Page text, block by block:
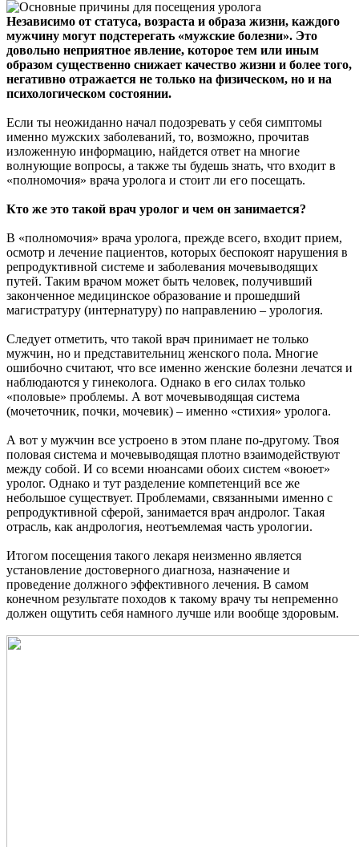
Независимо от статуса, возраста и образа жизни, каждого
мужчину могут подстерегать «мужские болезни». Это
довольно неприятное явление, которое тем или иным
образом существенно снижает качество жизни и более того,
негативно отражается не только на физическом, но и на
психологическом состоянии.
Если ты неожиданно начал подозревать у себя симптомы
именно мужских заболеваний, то, возможно, прочитав
изложенную информацию, найдется ответ на многие
волнующие вопросы, а также ты будешь знать, что входит в
«полномочия» врача уролога и стоит ли его посещать.
Кто же это такой врач уролог и чем он занимается?
В «полномочия» врача уролога, прежде всего, входит прием,
осмотр и лечение пациентов, которых беспокоят нарушения в
репродуктивной системе и заболевания мочевыводящих
путей. Таким врачом может быть человек, получивший
законченное медицинское образование и прошедший
магистратуру (интернатуру) по направлению – урология.
Следует отметить, что такой врач принимает не только
мужчин, но и представительниц женского пола. Многие
ошибочно считают, что все именно женские болезни лечатся и
наблюдаются у гинеколога. Однако в его силах только
«половые» проблемы. А вот мочевыводящая система
(мочеточник, почки, мочевик) – именно «стихия» уролога.
А вот у мужчин все устроено в этом плане по-другому. Твоя
половая система и мочевыводящая плотно взаимодействуют
между собой. И со всеми нюансами обоих систем «воюет»
уролог. Однако и тут разделение компетенций все же
небольшое существует. Проблемами, связанными именно с
репродуктивной сферой, занимается врач андролог. Такая
отрасль, как андрология, неотъемлемая часть урологии.
Итогом посещения такого лекаря неизменно является
установление достоверного диагноза, назначение и
проведение должного эффективного лечения. В самом
конечном результате походов к такому врачу ты непременно
должен ощутить себя намного лучше или вообще здоровым.